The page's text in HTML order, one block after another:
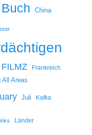
Buch China
FILMZ
Frankreich
Areas
Juli Kafka
Länder